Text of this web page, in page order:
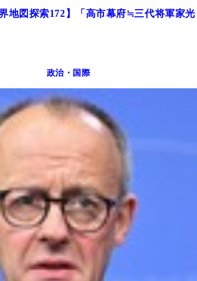
地図探索172】「高市幕府≒三代将軍家光
政治・国際